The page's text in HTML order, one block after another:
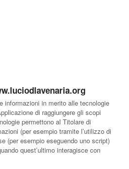
informazioni in merito alle tecnologie
di raggiungere gli scopi
permettono al Titolare di
(per esempio tramite l’utilizzo di
(per esempio eseguendo uno script)
quest’ultimo interagisce con